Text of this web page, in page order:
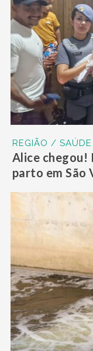
REGIÃO / SAÚDE
Alice chegou!
parto em São